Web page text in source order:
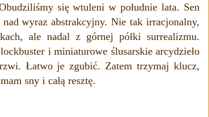
się wtuleni w południe lata. Sen
wyraz abstrakcyjny. Nie tak irracjonalny,
ale nadal z górnej półki surrealizmu.
i miniaturowe ślusarskie arcydzieło
Łatwo je zgubić. Zatem trzymaj klucz,
sny i całą resztę.